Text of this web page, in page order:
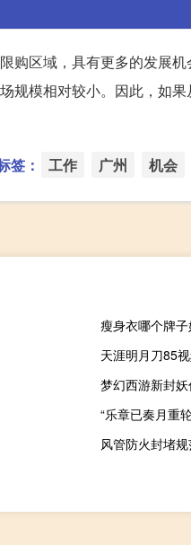
购区域，具有更多的发展
规模相对较小。因此，如
签： 工作 广州 机会
瘦身衣哪个牌
天涯明月刀85
梦幻西游新封
“乐章已奏月重
风管防火封堵